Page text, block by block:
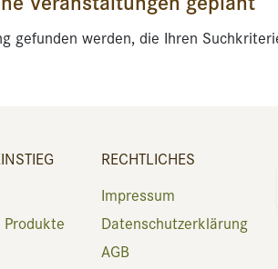
gefunden werden, die Ihren
RECHTLICHES
Impressum
Datenschutzerklärung
AGB